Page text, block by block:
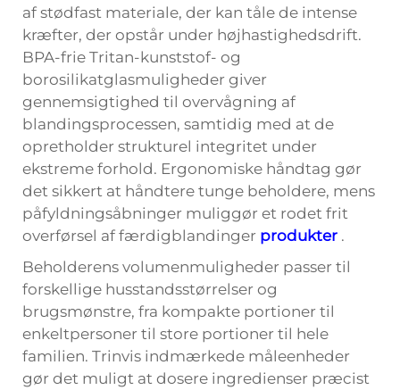
af stødfast materiale, der kan tåle de intense
kræfter, der opstår under højhastighedsdrift.
BPA-frie Tritan-kunststof- og
borosilikatglasmuligheder giver
gennemsigtighed til overvågning af
blandingsprocessen, samtidig med at de
opretholder strukturel integritet under
ekstreme forhold. Ergonomiske håndtag gør
det sikkert at håndtere tunge beholdere, mens
påfyldningsåbninger muliggør et rodet frit
overførsel af færdigblandinger produkter .
Beholderens volumenmuligheder passer til
forskellige husstandsstørrelser og
brugsmønstre, fra kompakte portioner til
enkeltpersoner til store portioner til hele
familien. Trinvis indmærkede måleenheder
gør det muligt at dosere ingredienser præcist